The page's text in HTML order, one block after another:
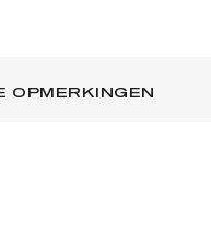
OPMERKINGEN